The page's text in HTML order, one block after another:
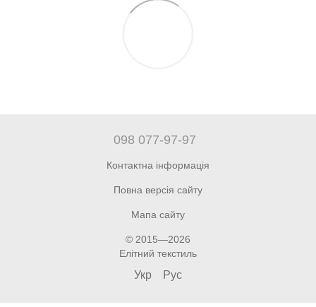
098 077-97-97
Контактна інформація
Повна версія сайту
Мапа сайту
© 2015—2026
Елітний текстиль
Укр Рус